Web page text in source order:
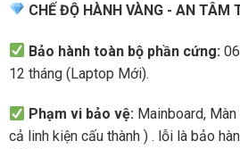
CHẾ ĐỘ HÀNH VÀNG - AN TÂM
Bảo hành toàn bộ phần cứng:
12 tháng (Laptop Mới).
Phạm vi bảo vệ: Mainboard,
cả linh kiện cấu thành ) . lỗi là bảo